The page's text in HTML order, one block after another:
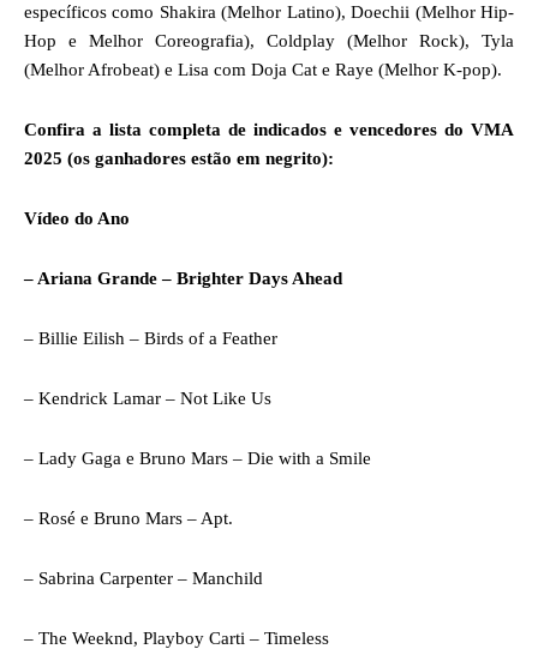
específicos como Shakira (Melhor Latino), Doechii (Melhor Hip-
Hop e Melhor Coreografia), Coldplay (Melhor Rock), Tyla
(Melhor Afrobeat) e Lisa com Doja Cat e Raye (Melhor K-pop).
Confira a lista completa de indicados e vencedores do VMA
2025 (os ganhadores estão em negrito):
Vídeo do Ano
– Ariana Grande – Brighter Days Ahead
– Billie Eilish – Birds of a Feather
– Kendrick Lamar – Not Like Us
– Lady Gaga e Bruno Mars – Die with a Smile
– Rosé e Bruno Mars – Apt.
– Sabrina Carpenter – Manchild
– The Weeknd, Playboy Carti – Timeless